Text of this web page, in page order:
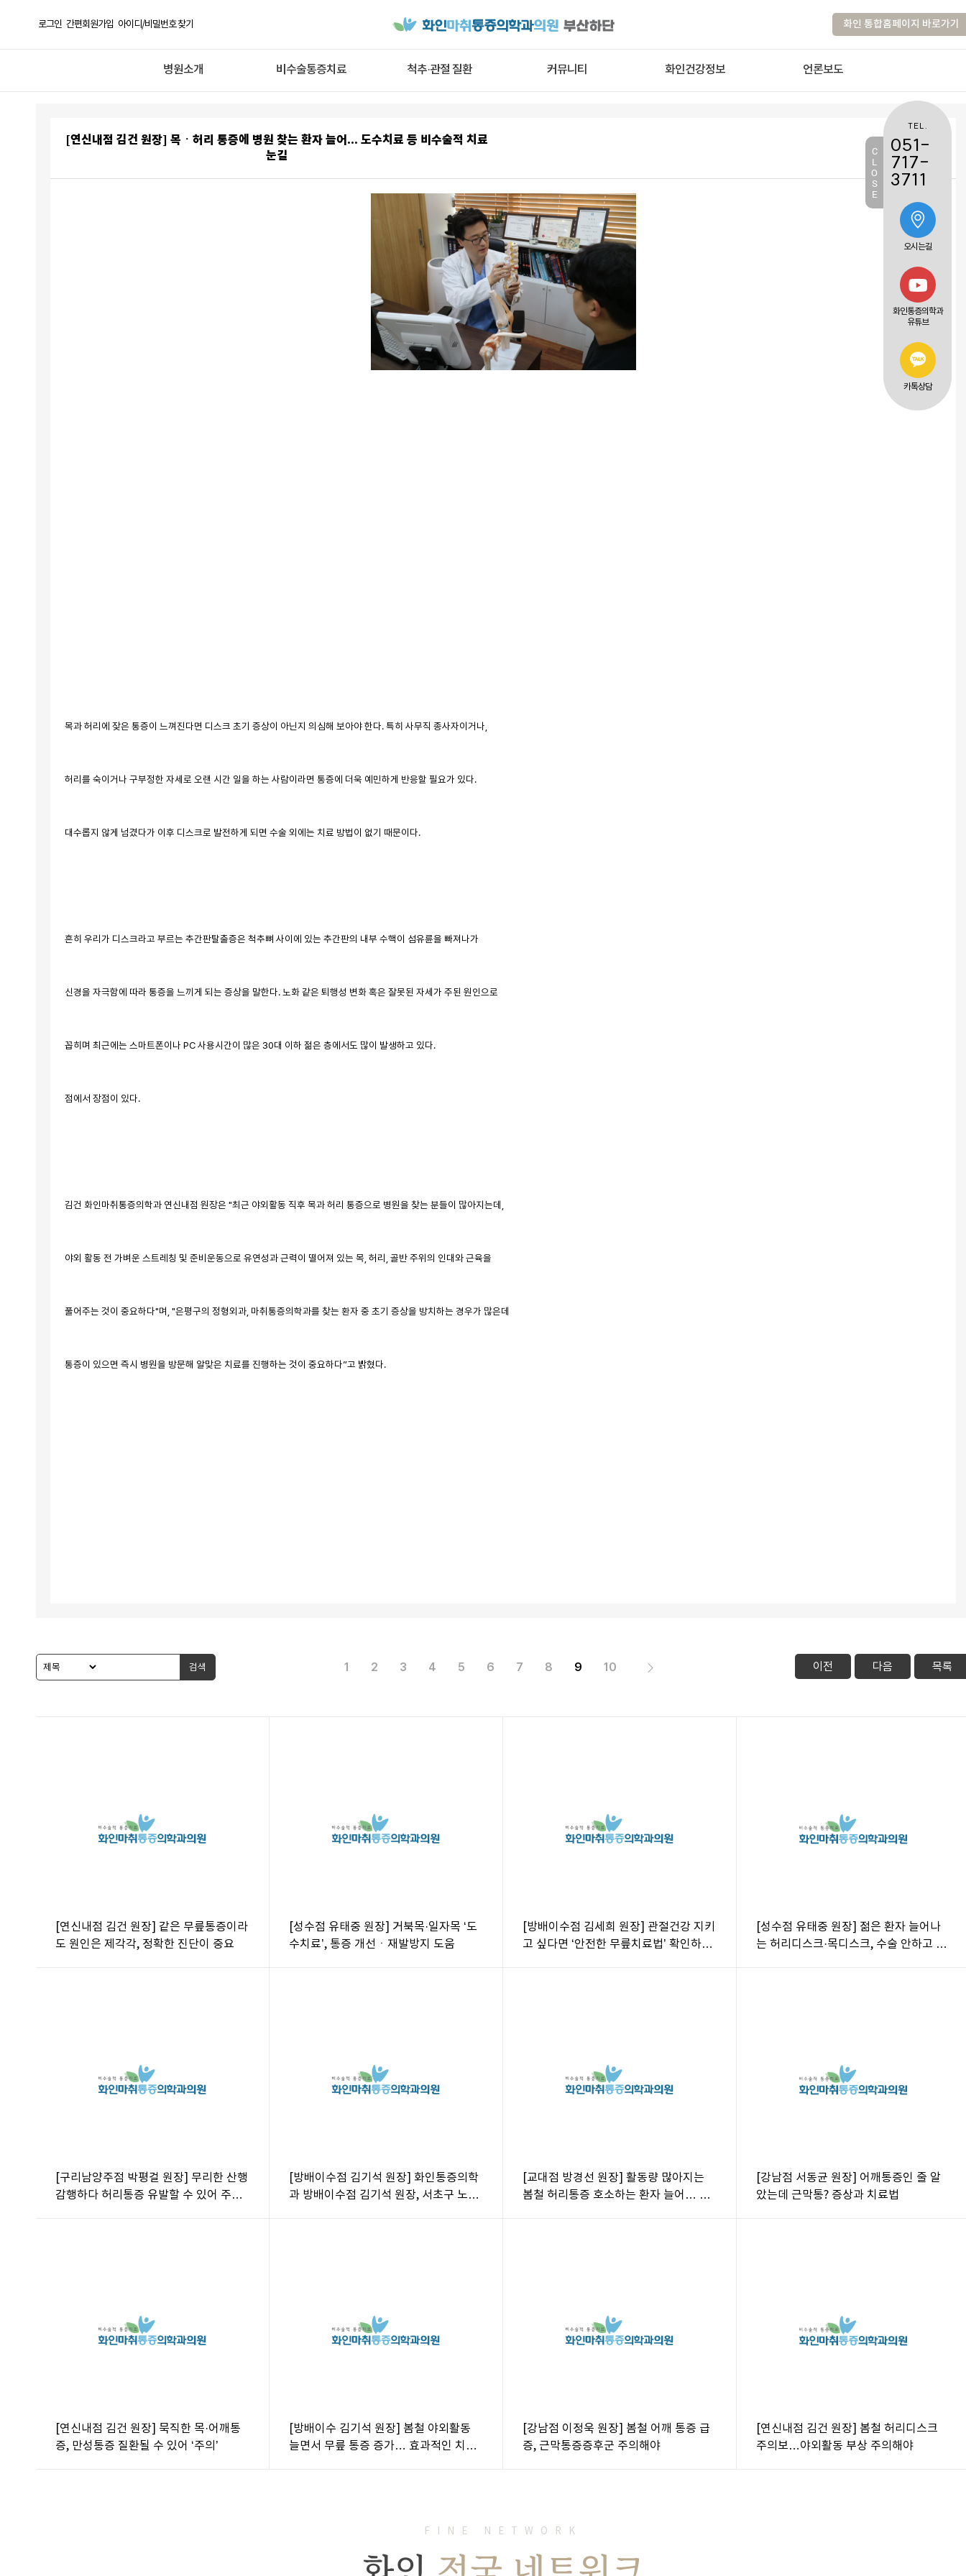
로그인 간편회원가입 아이디/비밀번호 찾기 화인 통합홈페이지 바로가기
병원소개 비수술통증치료 척추·관절 질환 커뮤니티 화인건강정보 언론보도
[연신내점 김건 원장] 목ㆍ허리 통증에 병원 찾는 환자 늘어... 도수치료 등 비수술적 치료
눈길
목과 허리에 잦은 통증이 느껴진다면 디스크 초기 증상이 아닌지 의심해 보아야 한다. 특히 사무직 종사자이거나,
허리를 숙이거나 구부정한 자세로 오랜 시간 일을 하는 사람이라면 통증에 더욱 예민하게 반응할 필요가 있다.
대수롭지 않게 넘겼다가 이후 디스크로 발전하게 되면 수술 외에는 치료 방법이 없기 때문이다.
흔히 우리가 디스크라고 부르는 추간판탈출증은 척추뼈 사이에 있는 추간판의 내부 수핵이 섬유륜을 빠져나가
신경을 자극함에 따라 통증을 느끼게 되는 증상을 말한다. 노화 같은 퇴행성 변화 혹은 잘못된 자세가 주된 원인으로
꼽히며 최근에는 스마트폰이나 PC 사용시간이 많은 30대 이하 젊은 층에서도 많이 발생하고 있다.
점에서 장점이 있다.
김건 화인마취통증의학과 연신내점 원장은 "최근 야외활동 직후 목과 허리 통증으로 병원을 찾는 분들이 많아지는데,
야외 활동 전 가벼운 스트레칭 및 준비운동으로 유연성과 근력이 떨어져 있는 목, 허리, 골반 주위의 인대와 근육을
풀어주는 것이 중요하다"며, "은평구의 정형외과, 마취통증의학과를 찾는 환자 중 초기 증상을 방치하는 경우가 많은데
통증이 있으면 즉시 병원을 방문해 알맞은 치료를 진행하는 것이 중요하다”고 밝혔다.
검색 1 2 3 4 5 6 7 8 9 10 이전 다음 목록
[연신내점 김건 원장] 같은 무릎통증이라
도 원인은 제각각, 정확한 진단이 중요
[성수점 유태중 원장] 거북목·일자목 ‘도
수치료’, 통증 개선ㆍ재발방지 도움
[방배이수점 김세희 원장] 관절건강 지키
고 싶다면 ‘안전한 무릎치료법’ 확인하세
[성수점 유태중 원장] 젊은 환자 늘어나
는 허리디스크·목디스크, 수술 안하고 통
[구리남양주점 박평걸 원장] 무리한 산행
감행하다 허리통증 유발할 수 있어 주의
[방배이수점 김기석 원장] 화인통증의학
과 방배이수점 김기석 원장, 서초구 노인
[교대점 방경선 원장] 활동량 많아지는
봄철 허리통증 호소하는 환자 늘어… 원
[강남점 서동균 원장] 어깨통증인 줄 알
았는데 근막통? 증상과 치료법
[연신내점 김건 원장] 묵직한 목·어깨통
증, 만성통증 질환될 수 있어 ‘주의’
[방배이수 김기석 원장] 봄철 야외활동
늘면서 무릎 통증 증가… 효과적인 치료
[강남점 이정욱 원장] 봄철 어깨 통증 급
증, 근막통증증후군 주의해야
[연신내점 김건 원장] 봄철 허리디스크
주의보…야외활동 부상 주의해야
FINE NETWORK
C
L
O
S
E
TEL.
051-
717-
3711
오시는길
화인통증의학과
유튜브
카톡상담